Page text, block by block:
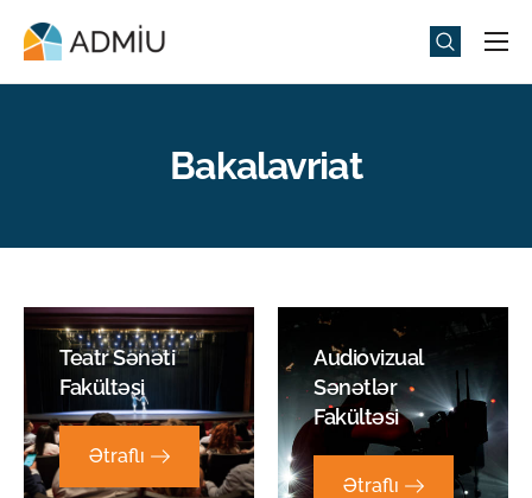
Universitet
Universitet həyatı
ADMIU Sİ
eMağaza
Bakalavriat
Teatr Sənəti
Fakültəsi
Ətraflı
Audiovizual
Sənətlər
Fakültəsi
Ətraflı